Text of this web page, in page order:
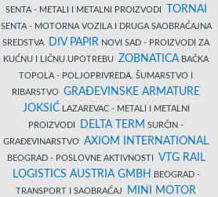
SENTA - METALI I METALNI PROIZVODI TORNAI
SENTA - MOTORNA VOZILA I DRUGA SAOBRAĆAJNA
SREDSTVA
DIV PAPIR NOVI SAD - PROIZVODI ZA
KUĆNU I LIČNU UPOTREBU ZOBNATICA BAČKA
TOPOLA - POLJOPRIVREDA, ŠUMARSTVO I
RIBARSTVO GRAĐEVINSKE ARMATURE
JOKSIĆLAZAREVAC - METALI I METALNI
PROIZVODI
DELTA TERM SURČIN -
GRAĐEVINARSTVO AXIOM INTERNATIONAL
BEOGRAD - POSLOVNE AKTIVNOSTI VTG RAIL
LOGISTICS AUSTRIA GMBH
BEOGRAD -
TRANSPORT I SAOBRAĆAJ
MINI MOTOR